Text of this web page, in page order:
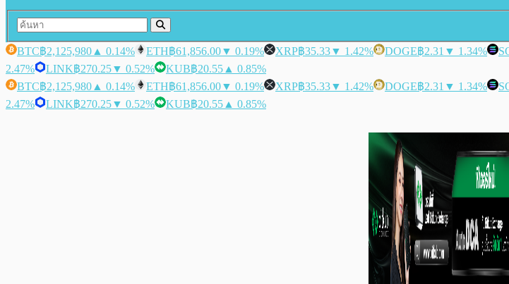
BTC฿2,125,980 ▲ 0.14% ETH฿61,856.00▼ 0.19% XRP฿35.33▼ 1.42% DOGE฿2.31 ▼ 1.34%
2.47%
LINK฿270.25▼ 0.52% KUB฿20.55 ▲ 0.85%
BTC฿2,125,980 ▲ 0.14% ETH฿61,856.00▼ 0.19% XRP฿35.33▼ 1.42% DOGE฿2.31 ▼ 1.34%
2.47%
LINK฿270.25▼ 0.52% KUB฿20.55 ▲ 0.85%